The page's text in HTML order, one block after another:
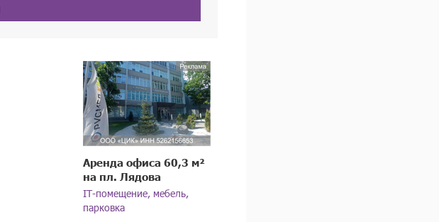
Аренда офиса 60,3 м²
на пл. Лядова
IT-помещение, мебель,
парковка